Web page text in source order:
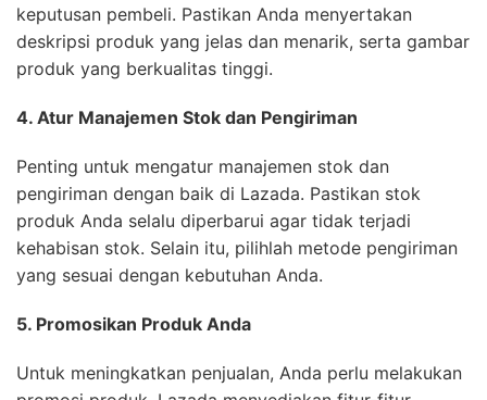
keputusan pembeli. Pastikan Anda menyertakan
deskripsi produk yang jelas dan menarik, serta gambar
produk yang berkualitas tinggi.
4. Atur Manajemen Stok dan Pengiriman
Penting untuk mengatur manajemen stok dan
pengiriman dengan baik di Lazada. Pastikan stok
produk Anda selalu diperbarui agar tidak terjadi
kehabisan stok. Selain itu, pilihlah metode pengiriman
yang sesuai dengan kebutuhan Anda.
5. Promosikan Produk Anda
Untuk meningkatkan penjualan, Anda perlu melakukan